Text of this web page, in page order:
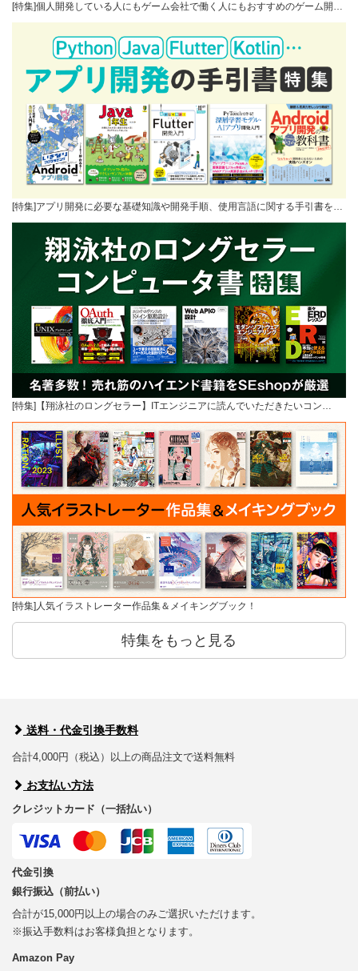
[特集]個人開発している人にもゲーム会社で働く人にもおすすめのゲーム開…
[特集]アプリ開発に必要な基礎知識や開発手順、使用言語に関する手引書を…
[特集]【翔泳社のロングセラー】ITエンジニアに読んでいただきたいコン…
[特集]人気イラストレーター作品集＆メイキングブック！
特集をもっと見る
送料・代金引換手数料
合計4,000円（税込）以上の商品注文で送料無料
お支払い方法
クレジットカード（一括払い）
代金引換
銀行振込（前払い）
合計が15,000円以上の場合のみご選択いただけます。
※振込手数料はお客様負担となります。
Amazon Pay